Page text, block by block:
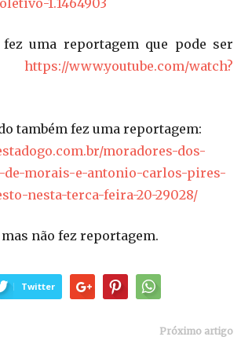
1.1464903
uma reportagem que pode ser
https://www.youtube.com/watch?
também fez uma reportagem:
moradores-dos-
morais-e-antonio-carlos-pires-
nesta-terca-feira-20-29028/
não fez reportagem.
Twitter
Próximo artigo